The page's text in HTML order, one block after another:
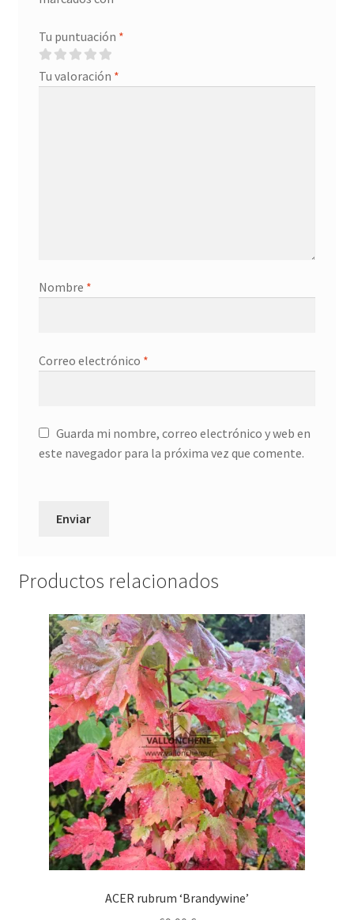
Tu puntuación *
Tu valoración *
Nombre *
Correo electrónico *
Guarda mi nombre, correo electrónico y web en
este navegador para la próxima vez que comente.
Productos relacionados
ACER rubrum ‘Brandywine’